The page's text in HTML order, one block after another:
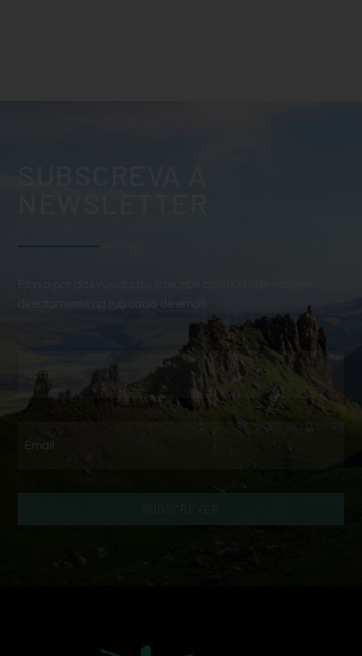
directamente na tua caixa de email.
SUBSCREVER